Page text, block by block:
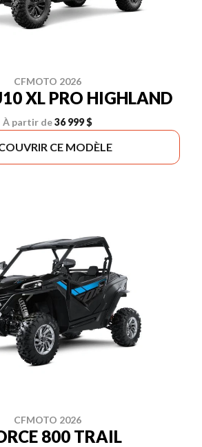
CFMOTO 2026
XL PRO HIGHLAND
À partir de36 999 $
CE MODÈLE
CFMOTO 2026
800 TRAIL